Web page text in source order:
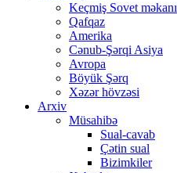
Keçmiş Sovet məkanı
Qafqaz
Amerika
Cənub-Şərqi Asiya
Avropa
Böyük Şərq
Xəzər hövzəsi
Arxiv
Müsahibə
Sual-cavab
Çətin sual
Bizimkiler